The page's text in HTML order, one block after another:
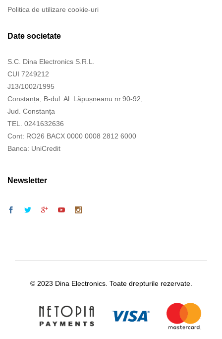
Politica de utilizare cookie-uri
Date societate
S.C. Dina Electronics S.R.L.
CUI 7249212
J13/1002/1995
Constanța, B-dul. Al. Lăpușneanu nr.90-92,
Jud. Constanța
TEL. 0241632636
Cont: RO26 BACX 0000 0008 2812 6000
Banca: UniCredit
Newsletter
© 2023 Dina Electronics. Toate drepturile rezervate.